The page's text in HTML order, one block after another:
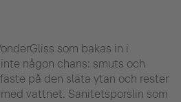
som bakas in i
någon chans: smuts och
på den släta ytan och rester
vattnet. Sanitetsporslin som